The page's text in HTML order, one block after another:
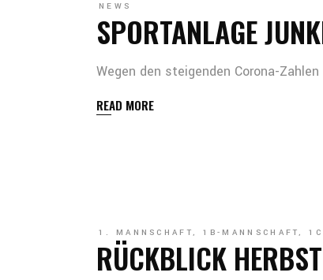
NEWS
SPORTANLAGE
Wegen den steigenden Corona-
READ MORE
1. MANNSCHAFT , 1B-MANNSCHAFT ,
RÜCKBLICK